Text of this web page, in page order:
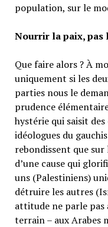
population, sur le
Nourrir la paix, pas
Que faire alors ? À
uniquement si les
parties nous le
prudence
hystérie qui saisit
idéologues du
rebondissent que sur
d’une cause qui
uns (Palestiniens)
détruire les autres
attitude ne parle pas
terrain – aux Arabes